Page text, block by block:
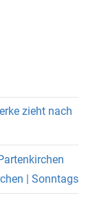
zieht nach
| Sonntags